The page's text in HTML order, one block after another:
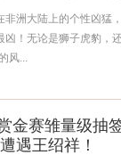
非洲大陆上的个性凶猛
凶！无论是狮子虎豹，
风...
金赛雏量级抽
遇王绍祥！